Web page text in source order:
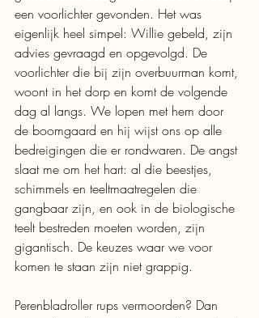
een voorlichter gevonden. Het was
eigenlijk heel simpel: Willie gebeld, zijn
advies gevraagd en opgevolgd. De
voorlichter die bij zijn overbuurman komt,
woont in het dorp en komt de volgende
dag al langs. We lopen met hem door
de boomgaard en hij wijst ons op alle
bedreigingen die er rondwaren. De angst
slaat me om het hart: al die beestjes,
schimmels en teeltmaatregelen die
gangbaar zijn, en ook in de biologische
teelt bestreden moeten worden, zijn
gigantisch. De keuzes waar we voor
komen te staan zijn niet grappig.
Perenbladroller rups vermoorden? Dan